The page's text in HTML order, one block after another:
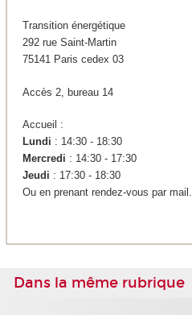
Transition énergétique
292 rue Saint-Martin
75141 Paris cedex 03
Accès 2, bureau 14
Accueil :
Lundi : 14:30 - 18:30
Mercredi : 14:30 - 17:30
Jeudi : 17:30 - 18:30
Ou en prenant rendez-vous par mail.
Dans la même rubrique